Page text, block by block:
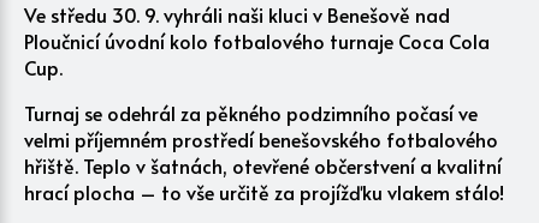
Ve středu 30. 9. vyhráli naši kluci v Benešově nad
Ploučnicí úvodní kolo fotbalového turnaje Coca Cola
Cup.
Turnaj se odehrál za pěkného podzimního počasí ve
velmi příjemném prostředí benešovského fotbalového
hřiště. Teplo v šatnách, otevřené občerstvení a kvalitní
hrací plocha – to vše určitě za projížďku vlakem stálo!